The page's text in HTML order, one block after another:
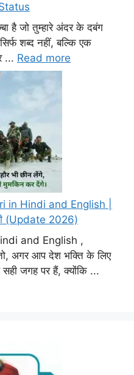
है जो तुम्हारे अंदर के दबंग
शब्द नहीं, बल्कि एक
... Read more
in Hindi and English |
(Update 2026)
and English ,
अगर आप देश भक्ति के लिए
सही जगह पर हैं, क्योंकि ...